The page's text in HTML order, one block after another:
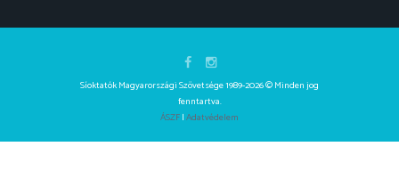
Síoktatók Magyarországi Szövetsége 1989-2026 © Minden jog
fenntartva.
ÁSZF|Adatvédelem